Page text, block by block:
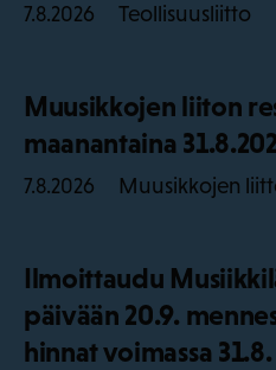
7.8.2026 Teollisuusliitto
Muusikkojen liiton
maanantaina
7.8.2026 Muusikkojen
Ilmoittaudu
päivään 20.9.
hinnat voimassa